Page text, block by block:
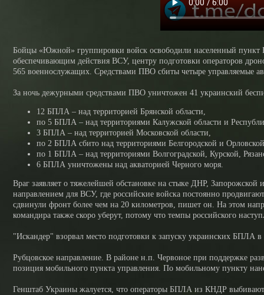
Бойцы «Южной» группировки войск освободили населенный
обеспечивающим действия ВСУ, центру подготовки операторов
565 военнослужащих. Средствами ПВО сбиты четыре управляемые
За ночь дежурными средствами ПВО уничтожен 41 украинский
12 БПЛА – над территорией Брянской области,
по 5 БПЛА – над территориями Калужской области и
3 БПЛА – над территорией Московской области,
по 2 БПЛА сбито над территориями Белгородской и
по 1 БПЛА – над территориями Волгоградской, Курской,
6 БПЛА уничтожены над акваторией Черного моря.
Враг заявляет о тяжелейшей обстановке на стыке ДНР,
направлением для ВСУ, где российские войска постоянно
сдвинули фронт более чем на 20 километров, пишет он. На этом
командира также скоро уберут, потому что темпы российского
"Искандер" взорвал место подготовки к запуску украинских
Рубцовское направление. В районе н.п. Червоное при поддержке
позиция мобильного пункта управления. По мобильному пункту
Генштаб Украины жалуется, что операторы БПЛА из КНДР